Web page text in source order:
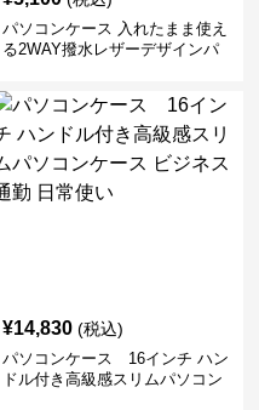
パソコンケース 入れたまま使え
る2WAY撥水レザーデザインパ
通勤 通学 出張 リモートワーク
¥14,830 (税込)
パソコンケース 16インチ ハン
ドル付き高級感スリムパソコン